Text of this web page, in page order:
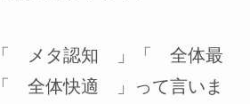
「 メタ認知 」「 全体最
全体快適 」って言いま